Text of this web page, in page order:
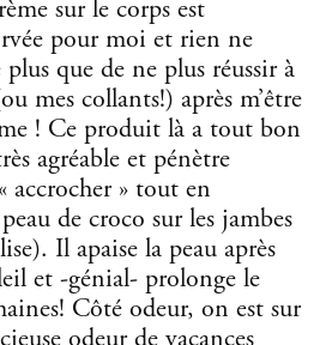
sur le corps est
pour moi et rien ne
plus que de ne plus réussir à
mes collants!) après m’être
! Ce produit là a tout bon
agréable et pénètre
accrocher » tout en
de croco sur les jambes
Il apaise la peau après
et -génial- prolonge le
Côté odeur, on est sur